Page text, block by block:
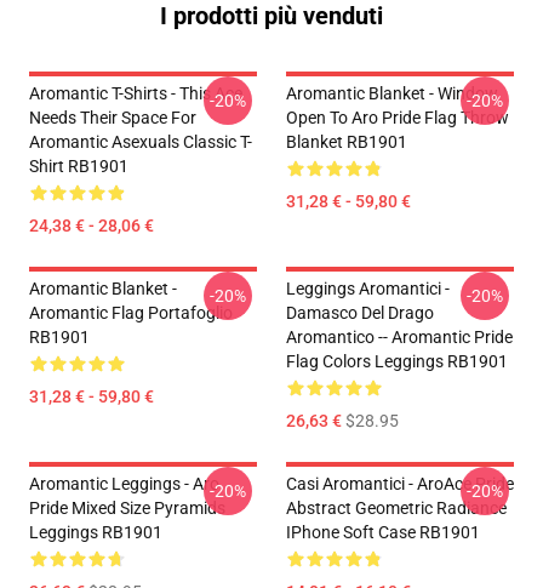
I prodotti più venduti
Aromantic T-Shirts - This Ace
Needs Their Space For
Aromantic Asexuals Classic T-
Shirt RB1901
24,38 € - 28,06 €
-20%
Aromantic Blanket - Window
Open To Aro Pride Flag Throw
Blanket RB1901
31,28 € - 59,80 €
-20%
Aromantic Blanket -
Aromantic Flag Portafoglio
RB1901
31,28 € - 59,80 €
-20%
Leggings Aromantici -
Damasco Del Drago
Aromantico -- Aromantic Pride
Flag Colors Leggings RB1901
26,63 €$28.95
-20%
Aromantic Leggings - Aro
Pride Mixed Size Pyramids
Leggings RB1901
-20%
Casi Aromantici - AroAce Pride
Abstract Geometric Radiance
IPhone Soft Case RB1901
-20%